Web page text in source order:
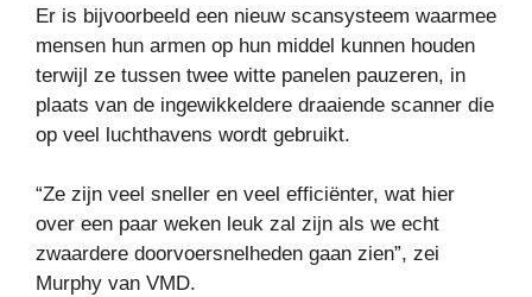
Er is bijvoorbeeld een nieuw scansysteem waarmee
mensen hun armen op hun middel kunnen houden
terwijl ze tussen twee witte panelen pauzeren, in
plaats van de ingewikkeldere draaiende scanner die
op veel luchthavens wordt gebruikt.
“Ze zijn veel sneller en veel efficiënter, wat hier
over een paar weken leuk zal zijn als we echt
zwaardere doorvoersnelheden gaan zien”, zei
Murphy van VMD.